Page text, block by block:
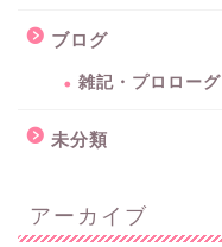
ブログ
雑記・プロローグ
未分類
アーカイブ